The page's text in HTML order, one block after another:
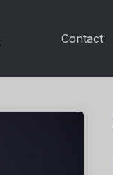
Contact